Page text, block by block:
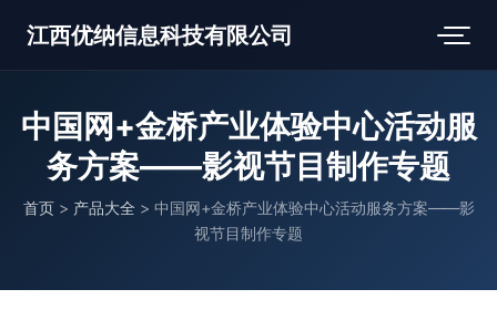
江西优纳信息科技有限公司
中国网+金桥产业体验中心活动服
务方案——影视节目制作专题
首页 > 产品大全 > 中国网+金桥产业体验中心活动服务方案——影
视节目制作专题